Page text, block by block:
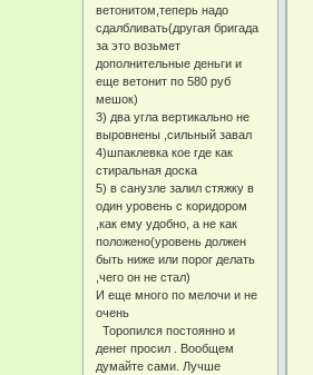
ветонитом,теперь надо
сдалбливать(другая бригада
за это возьмет
дополнительные деньги и
еще ветонит по 580 руб
мешок)
3) два угла вертикально не
выровнены ,сильный завал
4)шпаклевка кое где как
стиральная доска
5) в санузле залил стяжку в
один уровень с коридором
,как ему удобно, а не как
положено(уровень должен
быть ниже или порог делать
,чего он не стал)
И еще много по мелочи и не
очень
Торопился постоянно и
денег просил . Вообщем
думайте сами. Лучше